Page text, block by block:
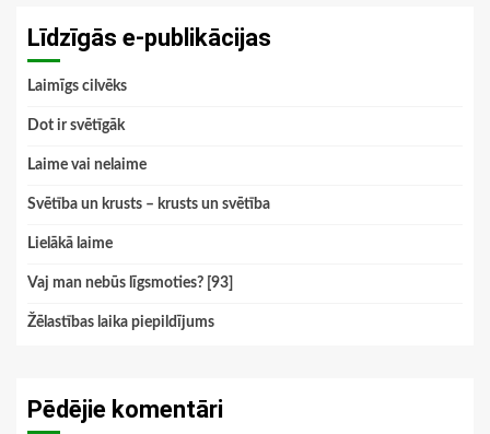
Līdzīgās e-publikācijas
Laimīgs cilvēks
Dot ir svētīgāk
Laime vai nelaime
Svētība un krusts – krusts un svētība
Lielākā laime
Vaj man nebūs līgsmoties? [93]
Žēlastības laika piepildījums
Pēdējie komentāri